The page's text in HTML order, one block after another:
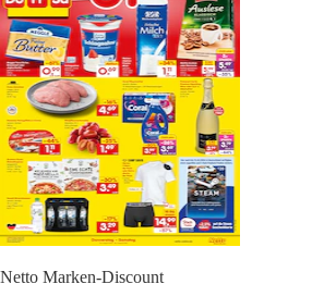
Netto Marken-Discount